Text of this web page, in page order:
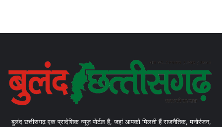
बुलंद छत्तीसगढ़ एक प्रादेशिक न्यूज़ पोर्टल हैं, जहां आपको मिलती हैं राजनैतिक, मनोरंजन,